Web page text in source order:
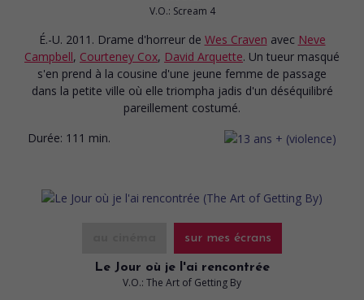
V.O.: Scream 4
É.-U. 2011. Drame d'horreur de Wes Craven avec Neve
Campbell, Courteney Cox, David Arquette. Un tueur masqué
s'en prend à la cousine d'une jeune femme de passage
dans la petite ville où elle triompha jadis d'un déséquilibré
pareillement costumé.
Durée: 111 min.
sur mes écrans
Le Jour où je l'ai rencontrée
V.O.: The Art of Getting By